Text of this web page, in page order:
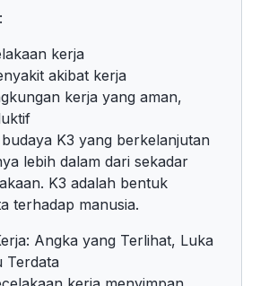
kerja
akibat kerja
kerja yang aman,
K3 yang berkelanjutan
lebih dalam dari sekadar
K3 adalah bentuk
terhadap manusia.
Angka yang Terlihat, Luka
Terdata